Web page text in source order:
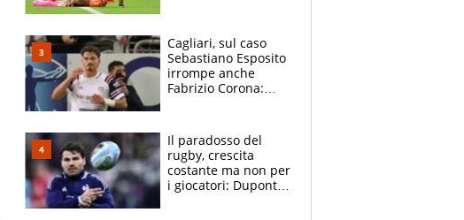
Cagliari, sul caso
Sebastiano Esposito
irrompe anche
Fabrizio Corona:
prove”
Il paradosso del
rugby, crescita
costante ma non per
i giocatori: Dupont